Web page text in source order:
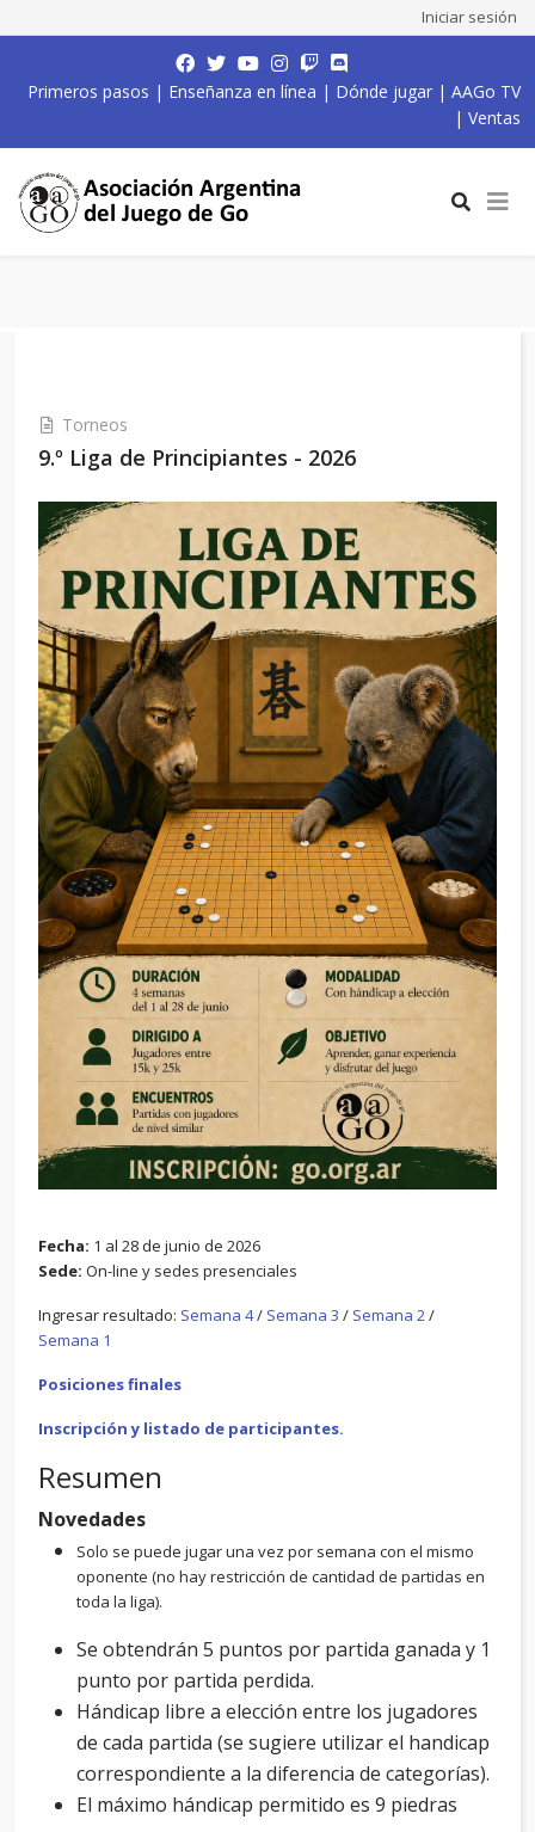
Iniciar sesión
Primeros pasos | Enseñanza en línea | Dónde jugar | AAGo TV
| Ventas
Torneos
9.º Liga de Principiantes - 2026
Fecha: 1 al 28 de junio de 2026
Sede: On-line y sedes presenciales
Ingresar resultado: Semana 4/ Semana 3 / Semana 2/
Semana 1
Posiciones finales
Inscripción y listado de participantes.
Resumen
Novedades
Solo se puede jugar una vez por semana con el mismo
oponente (no hay restricción de cantidad de partidas en
toda la liga).
Se obtendrán 5 puntos por partida ganada y 1
punto por partida perdida.
Hándicap libre a elección entre los jugadores
de cada partida (se sugiere utilizar el handicap
correspondiente a la diferencia de categorías).
El máximo hándicap permitido es 9 piedras